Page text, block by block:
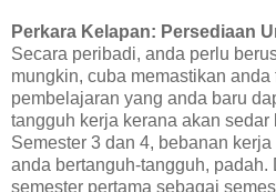
Perkara Kelapan: Persediaan
Secara peribadi, anda perlu
mungkin, cuba memastikan anda
pembelajaran yang anda baru
tangguh kerja kerana akan
Semester 3 dan 4, bebanan
anda bertanguh-tangguh, padah.
semester pertama sebagai